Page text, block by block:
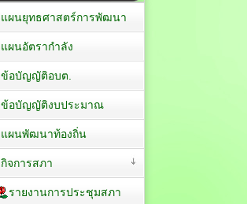
แผนยุทธศาสตร์การพัฒนา
แผนอัตรากำลัง
ข้อบัญญัติอบต.
ข้อบัญญัติงบประมาณ
แผนพัฒนาท้องถิ่น
กิจการสภา
รายงานการประชุมสภา